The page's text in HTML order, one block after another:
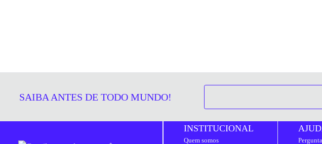
SAIBA ANTES DE TODO MUNDO!
INSTITUCIONAL
Quem somos